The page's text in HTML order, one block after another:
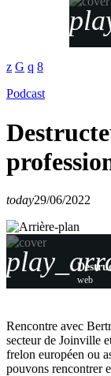
Podcast
today29/06/2022
web
Rencontre avec
secteur de Joinville
frelon européen ou
pouvons rencontrer